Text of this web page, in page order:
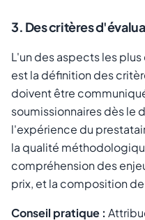
3. Des critères
L'un des aspects les
est la définition des
doivent être
soumissionnaires dès le
l'expérience du
la qualité
compréhension des
prix, et la composition
Conseil pratique :